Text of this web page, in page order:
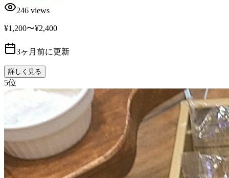
246 views
¥1,200〜¥2,400
3ヶ月前に更新
詳しく見る
5位